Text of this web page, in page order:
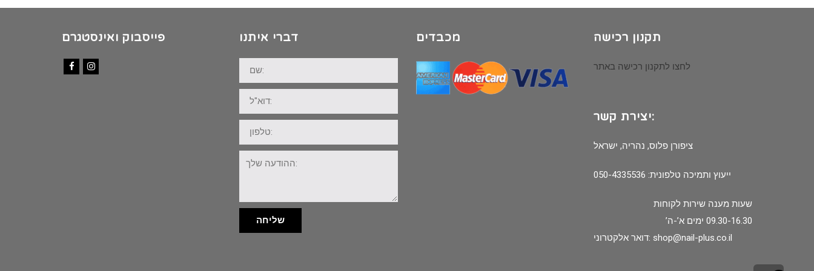
פייסבוק ואינסטגרם דברי איתנו
שם:
דוא"ל:
טלפון:
ההודעה
שלך:
שליחה
מכבדים תקנון רכישה
לחצו לתקנון רכישה באתר
יצירת קשר:
ציפורן פלוס, נהריה, ישראל
ייעוץ ותמיכה טלפונית: 050-4335536
שעות מענה שירות לקוחות
09.30-16.30 ימים א’-ה’
דואר אלקטרוני: shop@nail-plus.co.il